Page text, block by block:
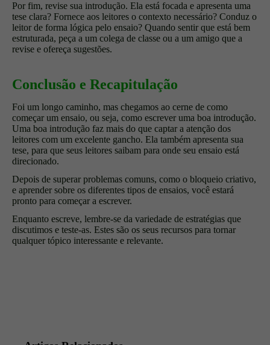
Por fim, revise sua introdução. Ela está focada e apresenta uma
tese clara? Fornece aos leitores o contexto necessário? Conduz o
leitor de forma lógica pelo ensaio? Quando sentir que está bem
estruturada, peça a um colega de classe ou a um amigo que a
revise e ofereça sugestões.
Conclusão e Recapitulação
Foi um longo caminho, mas chegamos ao cerne de como
começar um ensaio, ou seja, como escrever uma boa introdução.
Uma boa introdução faz mais do que captar a atenção dos
leitores com um excelente gancho. Ela também apresenta sua
tese, para que seus leitores saibam para onde seu ensaio está
direcionado.
Depois de superar problemas comuns, como o bloqueio criativo,
e aprender sobre os diferentes tipos de ensaios, você estará
pronto para começar a escrever.
Enquanto escreve, lembre-se da variedade de estratégias que
discutimos e teste-as. Estes são os seus recursos para tornar
qualquer tópico interessante e relevante.